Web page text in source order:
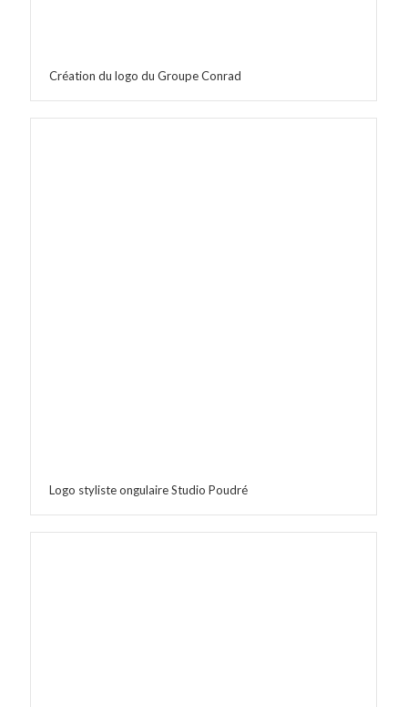
Création du logo du Groupe Conrad
Logo styliste ongulaire Studio Poudré